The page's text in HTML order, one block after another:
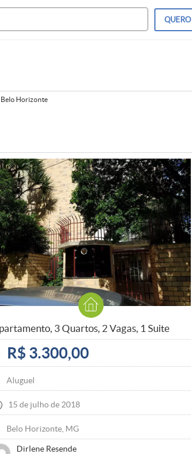
QUERO
Belo Horizonte
3 Quartos, 2 Vagas, 1 Suite
R$ 3.300,00
Aluguel
15 de julho de 2018
Belo Horizonte, MG
Dirlene Resende